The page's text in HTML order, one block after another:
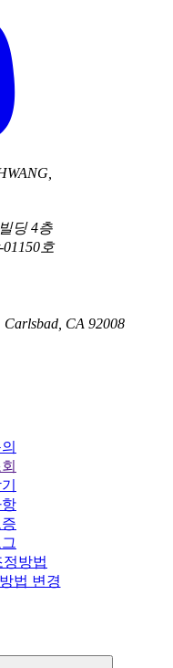
딩 4층
호
CA 92008
방법
법 변경